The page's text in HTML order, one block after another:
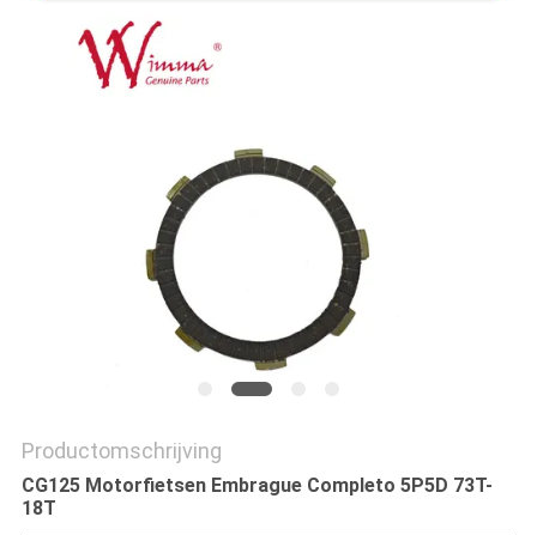
Productomschrijving
CG125 Motorfietsen Embrague Completo 5P5D 73T-
18T